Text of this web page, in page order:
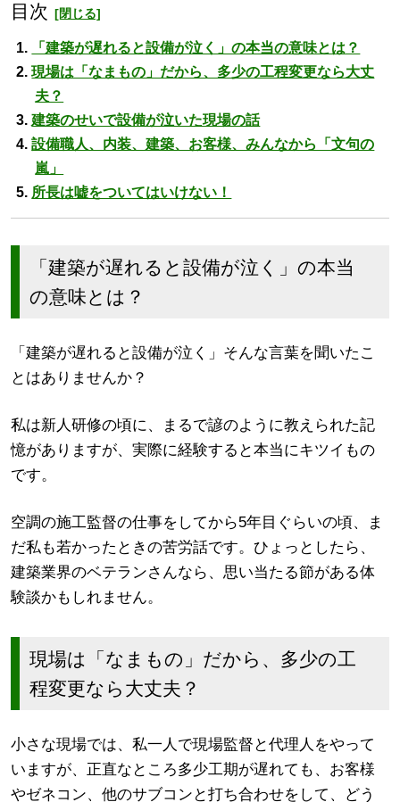
目次
「建築が遅れると設備が泣く」の本当の意味とは？
現場は「なまもの」だから、多少の工程変更なら大丈
夫？
建築のせいで設備が泣いた現場の話
設備職人、内装、建築、お客様、みんなから「文句の
嵐」
所長は嘘をついてはいけない！
「建築が遅れると設備が泣く」の本当
の意味とは？
「建築が遅れると設備が泣く」そんな言葉を聞いたこ
とはありませんか？
私は新人研修の頃に、まるで諺のように教えられた記
憶がありますが、実際に経験すると本当にキツイもの
です。
空調の施工監督の仕事をしてから5年目ぐらいの頃、ま
だ私も若かったときの苦労話です。ひょっとしたら、
建築業界のベテランさんなら、思い当たる節がある体
験談かもしれません。
現場は「なまもの」だから、多少の工
程変更なら大丈夫？
小さな現場では、私一人で現場監督と代理人をやって
いますが、正直なところ多少工期が遅れても、お客様
やゼネコン、他のサブコンと打ち合わせをして、どう